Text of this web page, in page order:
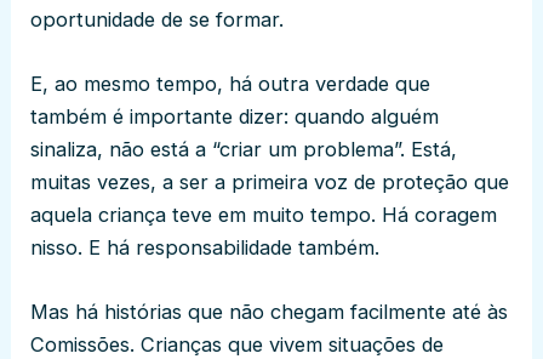
oportunidade de se formar.
E, ao mesmo tempo, há outra verdade que
também é importante dizer: quando alguém
sinaliza, não está a “criar um problema”. Está,
muitas vezes, a ser a primeira voz de proteção que
aquela criança teve em muito tempo. Há coragem
nisso. E há responsabilidade também.
Mas há histórias que não chegam facilmente até às
Comissões. Crianças que vivem situações de